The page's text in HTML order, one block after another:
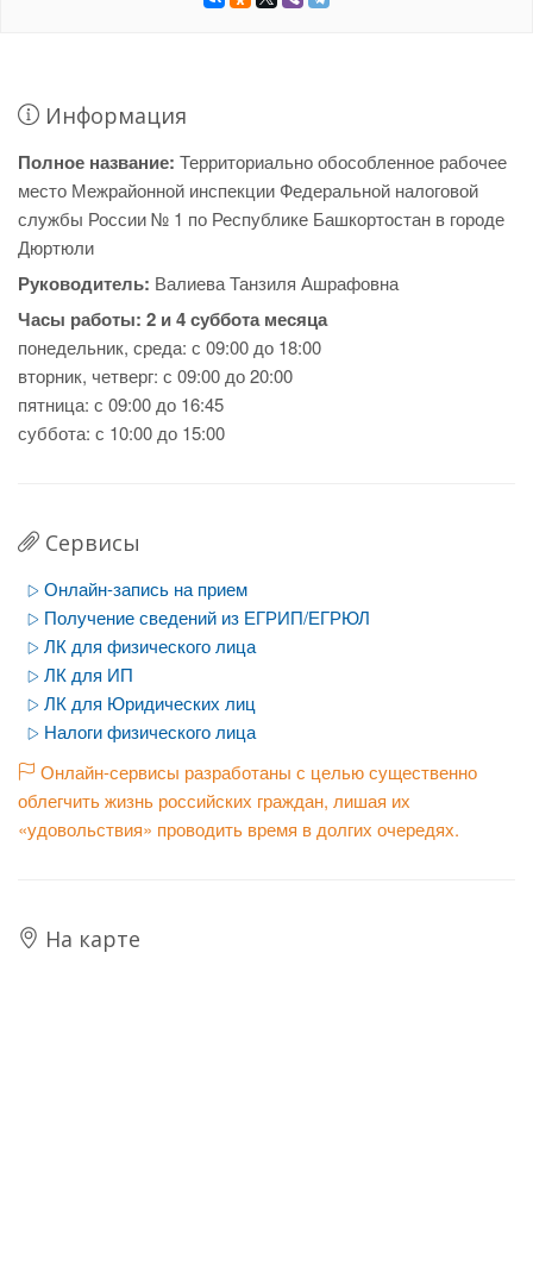
Информация
Полное название: Территориально обособленное рабочее
место Межрайонной инспекции Федеральной налоговой
службы России № 1 по Республике Башкортостан в городе
Дюртюли
Руководитель: Валиева Танзиля Ашрафовна
Часы работы: 2 и 4 суббота месяца
понедельник, среда: с 09:00 до 18:00
вторник, четверг: с 09:00 до 20:00
пятница: с 09:00 до 16:45
суббота: с 10:00 до 15:00
Сервисы
Онлайн-запись на прием
Получение сведений из ЕГРИП/ЕГРЮЛ
ЛК для физического лица
ЛК для ИП
ЛК для Юридических лиц
Налоги физического лица
Онлайн-сервисы разработаны с целью существенно
облегчить жизнь российских граждан, лишая их
«удовольствия» проводить время в долгих очередях.
На карте